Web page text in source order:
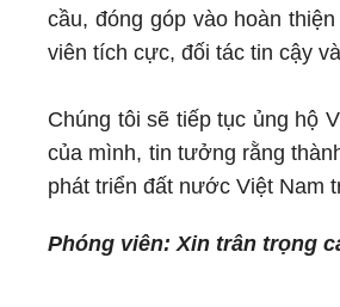
cầu, đóng góp vào hoàn
viên tích cực, đối tác tin cậy
Chúng tôi sẽ tiếp tục ủng hộ
của mình, tin tưởng rằng
phát triển đất nước Việt Nam
Phóng viên: Xin trân trọng